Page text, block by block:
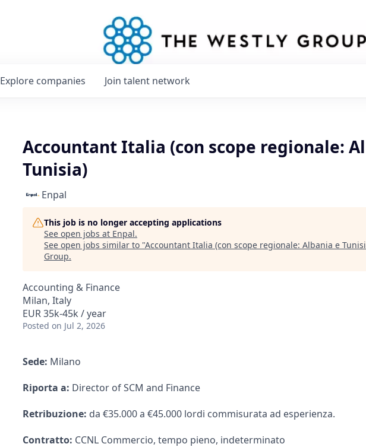
Explore companies Join talent network
Accountant Italia (con scope regionale:
Tunisia)
Enpal
This job is no longer accepting applications
See open jobs at Enpal.
See open jobs similar to "Accountant Italia (con scope regionale: Albania e
Group.
Accounting & Finance
Milan, Italy
EUR 35k-45k / year
Posted on Jul 2, 2026
Sede: Milano
Riporta a: Director of SCM and Finance
Retribuzione: da €35.000 a €45.000 lordi commisurata ad esperienza.
Contratto: CCNL Commercio, tempo pieno, indeterminato